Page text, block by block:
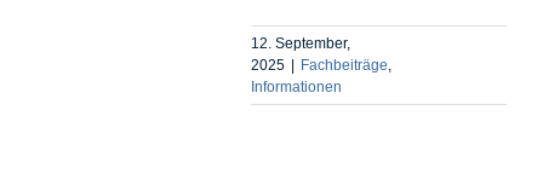
12. September,
2025
Fachbeiträge,
Informationen